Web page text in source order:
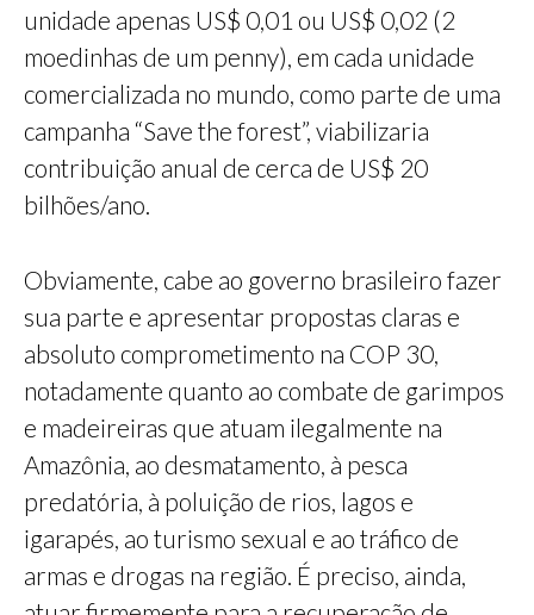
unidade apenas US$ 0,01 ou US$ 0,02 (2
moedinhas de um penny), em cada unidade
comercializada no mundo, como parte de uma
campanha “Save the forest”, viabilizaria
contribuição anual de cerca de US$ 20
bilhões/ano.
Obviamente, cabe ao governo brasileiro fazer
sua parte e apresentar propostas claras e
absoluto comprometimento na COP 30,
notadamente quanto ao combate de garimpos
e madeireiras que atuam ilegalmente na
Amazônia, ao desmatamento, à pesca
predatória, à poluição de rios, lagos e
igarapés, ao turismo sexual e ao tráfico de
armas e drogas na região. É preciso, ainda,